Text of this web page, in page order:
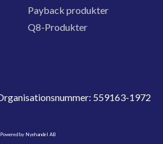
Payback produkter
Q8-Produkter
559163-1972
Powered by Nyehandel AB